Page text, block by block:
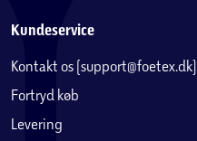
Kundeservice
Kontakt os (support@foetex.dk)
Fortryd køb
Levering